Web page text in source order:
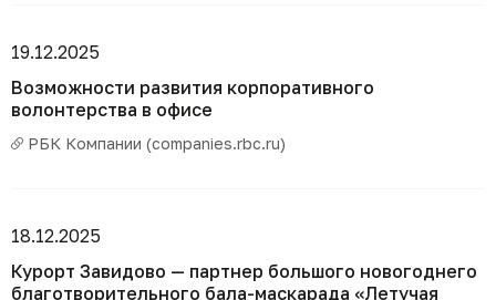
Возможности развития корпоративного
волонтерства в офисе
РБК Компании (companies.rbc.ru)
19.12.2025
Курорт Завидово — партнер большого новогоднего
благотворительного бала-маскарада «Летучая
18.12.2025